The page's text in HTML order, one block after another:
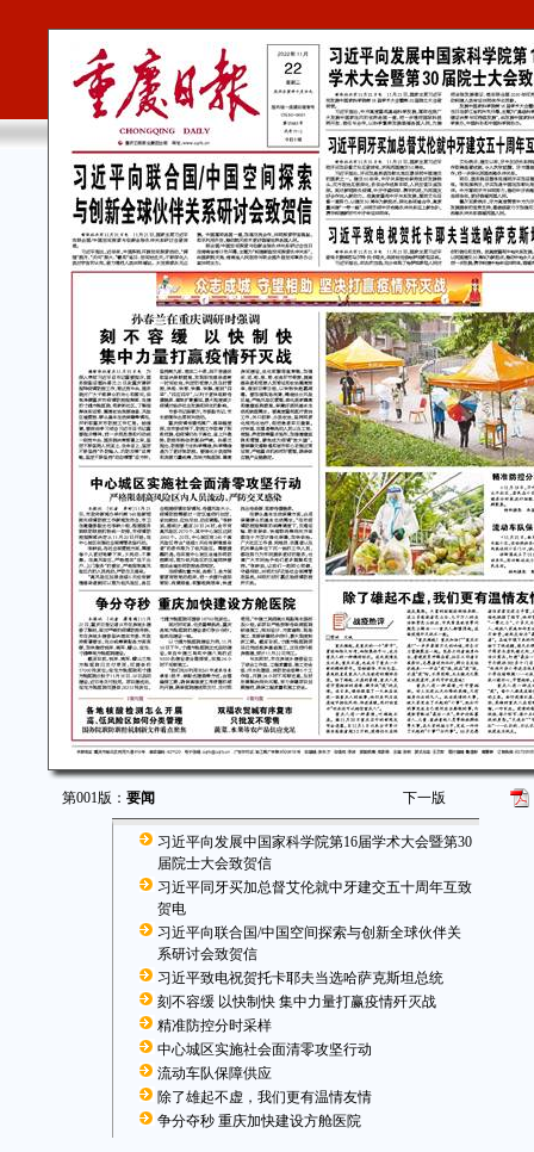
第001版： 要闻 下一版
习近平向发展中国家科学院第16届学术大会暨第30
届院士大会致贺信
习近平同牙买加总督艾伦就中牙建交五十周年互致
贺电
习近平向联合国/中国空间探索与创新全球伙伴关
系研讨会致贺信
习近平致电祝贺托卡耶夫当选哈萨克斯坦总统
刻不容缓 以快制快 集中力量打赢疫情歼灭战
精准防控分时采样
中心城区实施社会面清零攻坚行动
流动车队保障供应
除了雄起不虚，我们更有温情友情
争分夺秒 重庆加快建设方舱医院